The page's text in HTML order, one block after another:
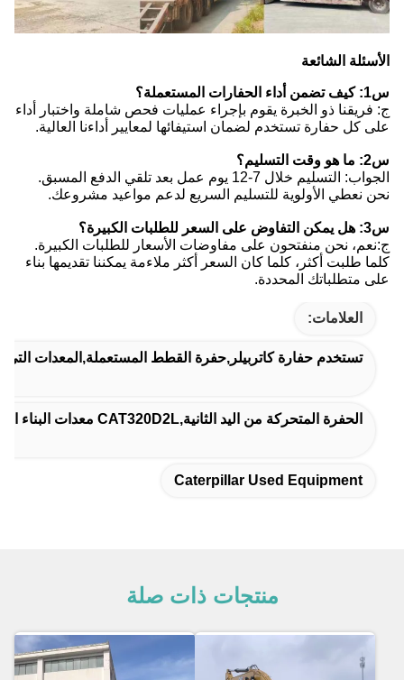
الأسئلة الشائعة
س1: كيف تضمن أداء الحفارات المستعملة؟
ج: فريقنا ذو الخبرة يقوم بإجراء عمليات فحص شاملة واختبار أداء
على كل حفارة تستخدم لضمان استيفائها لمعايير أداءنا العالية.
س2: ما هو وقت التسليم؟
الجواب: التسليم خلال 7-12 يوم عمل بعد تلقي الدفع المسبق.
نحن نعطي الأولوية للتسليم السريع لدعم مواعيد مشروعك.
س3: هل يمكن التفاوض على السعر للطلبات الكبيرة؟
ج:نعم، نحن منفتحون على مفاوضات الأسعار للطلبات الكبيرة.
كلما طلبت أكثر، كلما كان السعر أكثر ملاءمة يمكننا تقديمها بناء
على متطلباتك المحددة.
العلامات:
تستخدم حفارة كاتربيلر,حفرة القطط المستعملة,المعدات التي
الحفرة المتحركة من اليد الثانية,CAT320D2L معدات البناء اليد الثانية
Caterpillar Used Equipment
منتجات ذات صلة